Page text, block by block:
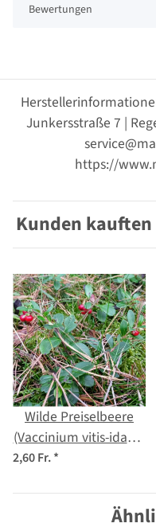
Bewertungen
Junkersstraße 7 |
https://
Kunden
Wilde Preiselbeere
(Vaccinium vitis-idaea)
Bio Saatgut
2,60 Fr.*